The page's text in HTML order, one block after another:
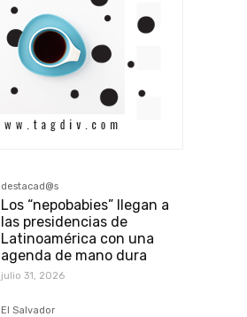
destacad@s
Los “nepobabies” llegan a
las presidencias de
Latinoamérica con una
agenda de mano dura
julio 31, 2026
El Salvador